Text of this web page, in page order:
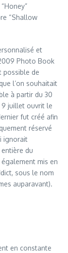
“Shallow
et
Photo Book
possible de
l’on souhaitait
à partir du 30
9 juillet ouvrit le
fut créé afin
réservé
ignorait
du
mis en
sous le nom
auparavant).
en constante